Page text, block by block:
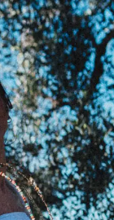
(0)
MENU